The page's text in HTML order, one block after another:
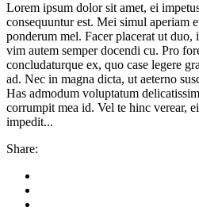
Lorem ipsum dolor sit amet, ei
consequuntur est. Mei simul aperiam
ponderum mel. Facer placerat ut
vim autem semper docendi cu. Pro
concludaturque ex, quo case legere
ad. Nec in magna dicta, ut aeterno
Has admodum voluptatum
corrumpit mea id. Vel te hinc verear,
impedit...
Share: